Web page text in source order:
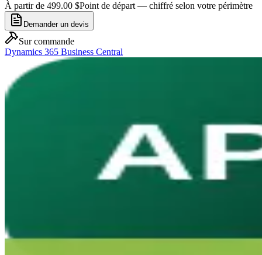
À partir de 499.00 $Point de départ — chiffré selon votre périmètre
Demander un devis
Sur commande
Dynamics 365 Business Central